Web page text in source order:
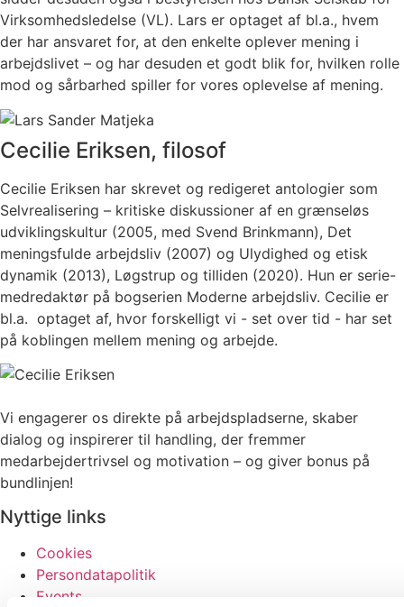
Virksomhedsledelse (VL). Lars er optaget af bl.a., hvem
der har ansvaret for, at den enkelte oplever mening i
arbejdslivet – og har desuden et godt blik for, hvilken rolle
mod og sårbarhed spiller for vores oplevelse af mening.
Cecilie Eriksen, filosof
Cecilie Eriksen har skrevet og redigeret antologier som
Selvrealisering – kritiske diskussioner af en grænseløs
udviklingskultur (2005, med Svend Brinkmann), Det
meningsfulde arbejdsliv (2007) og Ulydighed og etisk
dynamik (2013), Løgstrup og tilliden (2020). Hun er serie-
medredaktør på bogserien Moderne arbejdsliv. Cecilie er
bl.a. optaget af, hvor forskelligt vi - set over tid - har set
på koblingen mellem mening og arbejde.
Vi engagerer os direkte på arbejdspladserne, skaber
dialog og inspirerer til handling, der fremmer
medarbejdertrivsel og motivation – og giver bonus på
bundlinjen!
Nyttige links
Cookies
Persondatapolitik
Events